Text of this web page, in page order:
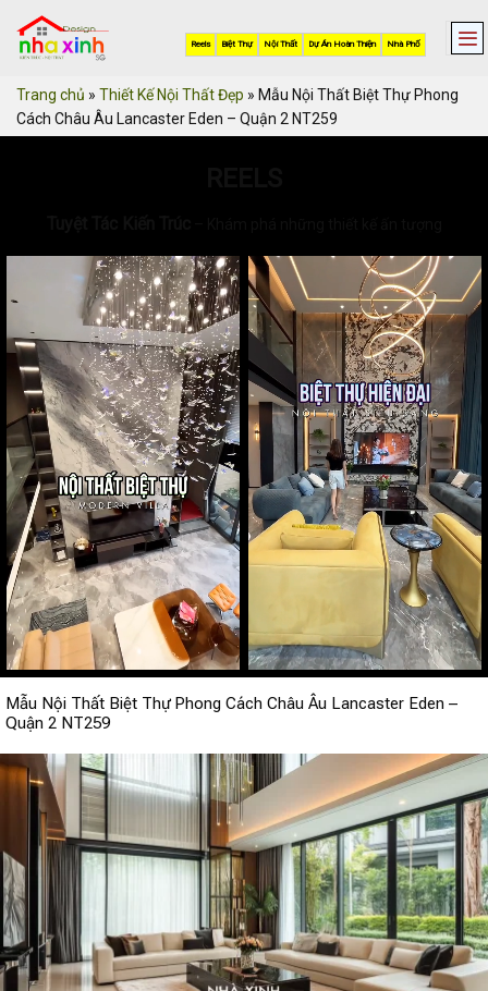
content
Trang chủ » Thiết Kế Nội Thất Đẹp » Mẫu Nội Thất Biệt Thự Phong
Cách Châu Âu Lancaster Eden – Quận 2 NT259
Mẫu Nội Thất Biệt Thự Phong Cách Châu Âu Lancaster Eden –
Quận 2 NT259
Nhà Phố
Dự Án Hoàn Thiện
Nội Thất
Biệt Thự
Reels